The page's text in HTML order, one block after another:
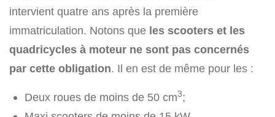
intervient quatre ans après la première
immatriculation. Notons que les scooters et les
quadricycles à moteur ne sont pas concernés
par cette obligation. Il en est de même pour les :
Deux roues de moins de 50 cm3;